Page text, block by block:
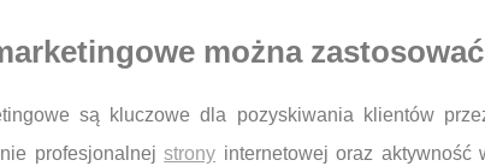
można
są kluczowe dla pozyskiwania klientów
profesjonalnejstrony internetowej oraz aktywność